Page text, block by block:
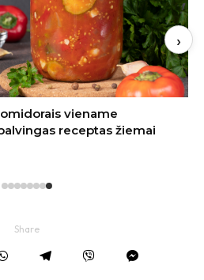
viename
receptas žiemai
›
Share